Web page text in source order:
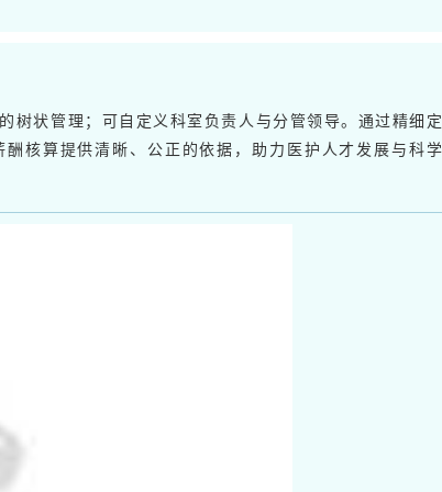
树状管理；可自定义科室负责人与分管领导。通过精细
核算提供清晰、公正的依据，助力医护人才发展与科